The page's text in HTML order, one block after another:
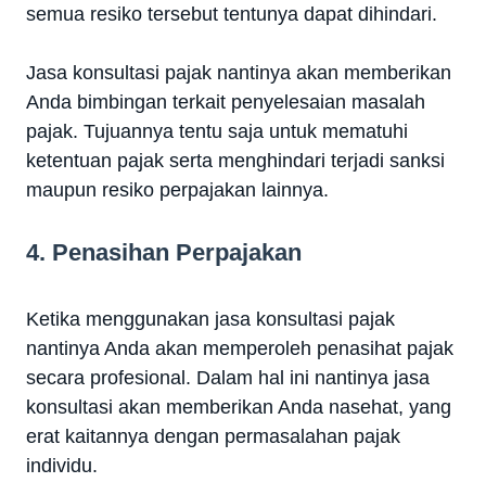
semua resiko tersebut tentunya dapat dihindari.
Jasa konsultasi pajak nantinya akan memberikan
Anda bimbingan terkait penyelesaian masalah
pajak. Tujuannya tentu saja untuk mematuhi
ketentuan pajak serta menghindari terjadi sanksi
maupun resiko perpajakan lainnya.
4. Penasihan Perpajakan
Ketika menggunakan jasa konsultasi pajak
nantinya Anda akan memperoleh penasihat pajak
secara profesional. Dalam hal ini nantinya jasa
konsultasi akan memberikan Anda nasehat, yang
erat kaitannya dengan permasalahan pajak
individu.